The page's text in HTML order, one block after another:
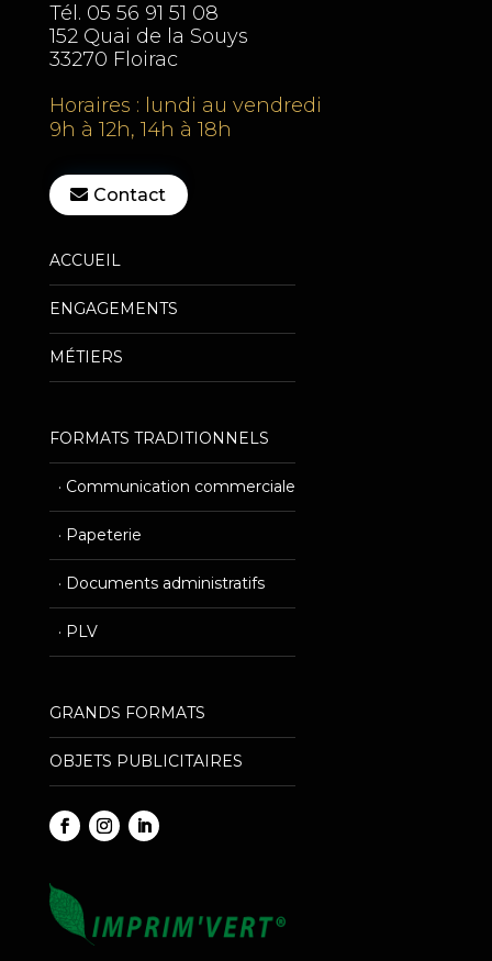
Tél. 05 56 91 51 08
152 Quai de la Souys
33270 Floirac
Horaires : lundi au vendredi
9h à 12h, 14h à 18h
Contact
ACCUEIL
————————————————
ENGAGEMENTS
————————————————
MÉTIERS
————————————————
FORMATS TRADITIONNELS
————————————————
· Communication commerciale
————————————————
· Papeterie
————————————————
· Documents administratifs
————————————————
· PLV
————————————————
GRANDS FORMATS
————————————————
OBJETS PUBLICITAIRES
————————————————